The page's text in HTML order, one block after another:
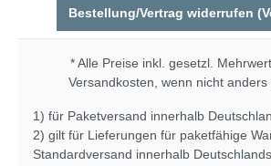
Bestellung/Vertrag widerrufen
* Alle Preise inkl. gesetzl.
Versandkosten , wenn nicht
1) für Paketversand innerhalb
2) gilt für Lieferungen für paketfähige
Standardversand innerhalb